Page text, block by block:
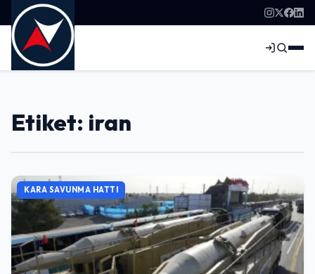
Etiket: iran
KARA SAVUNMA HATTI